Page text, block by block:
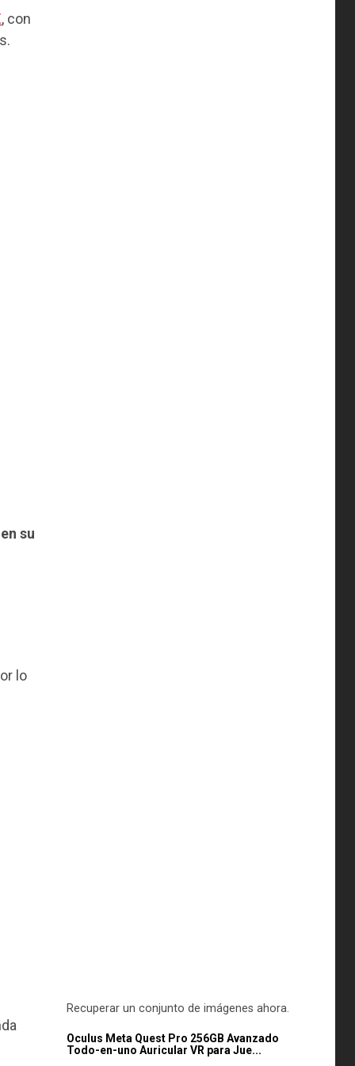
, con
su
lo
Recuperar un conjunto de imágenes ahora.
Oculus Meta Quest Pro 256GB Avanzado
Todo-en-uno Auricular VR para Jue...